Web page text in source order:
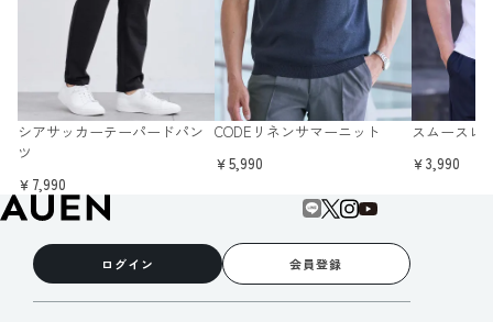
シアサッカーテーパードパン
ツ
￥7,990
CODEリネンサマーニット
￥5,990
スムースレ
￥3,990
ログイン 会員登録